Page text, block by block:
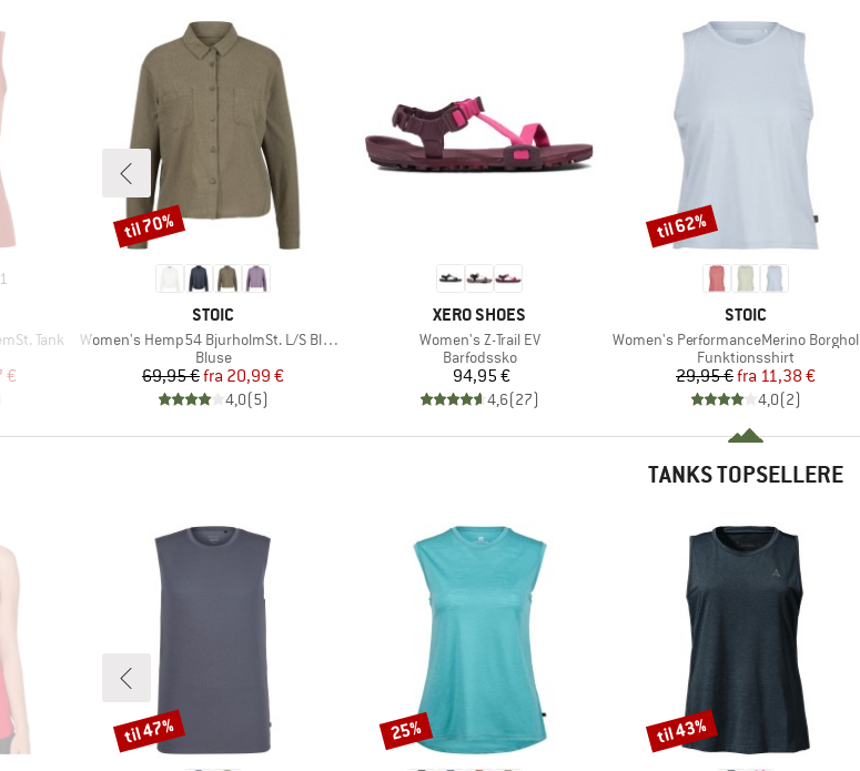
1
Tank
€
MÆRKE
STOIC
Artikel
Women's Hemp54 BjurholmSt. L/S Blouse
Produktgruppe
Bluse
Pris
69,95 € Nedsat pris
fra 20,99 €
4,0(5)
Rabat
til 70%
MÆRKE
XERO SHOES
Artikel
Women's Z-Trail EV
Produktgruppe
Barfodssko
Pris
94,95 €
4,6(27)
MÆRKE
STOIC
Artikel
Women's PerformanceMerino BorgholmSt. Tank
Produktgruppe
Funktionsshirt
Pris
29,95 € Nedsat pris
fra 11,38 €
4,0(2)
Rabat
til 62%
TANKS TOPSELLERE
Rabat
til 47% Rabat
25% Rabat
til 43%